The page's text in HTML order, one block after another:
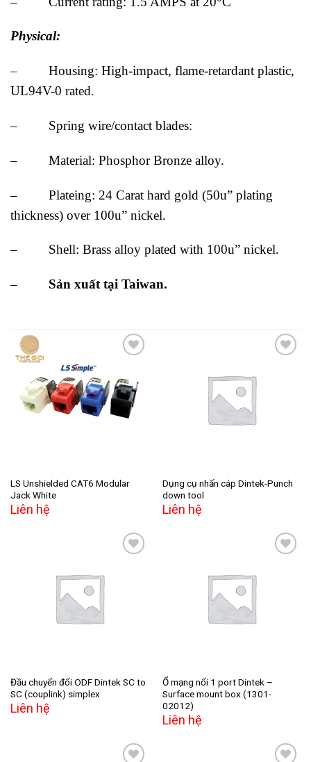
Physical:
– Housing: High-impact, flame-retardant plastic,
UL94V-0 rated.
– Spring wire/contact blades:
– Material: Phosphor Bronze alloy.
– Plateing: 24 Carat hard gold (50u” plating
thickness) over 100u” nickel.
– Shell: Brass alloy plated with 100u” nickel.
– Sản xuất tại Taiwan.
Add to
wishlist
LS Unshielded CAT6 Modular
Jack White
Liên hệ
Dụng cụ nhấn cáp Dintek-Punch
down tool
Liên hệ
Đầu chuyển đổi ODF Dintek SC to
SC (couplink) simplex
Liên hệ
Ổ mạng nổi 1 port Dintek –
Surface mount box (1301-
02012)
Liên hệ